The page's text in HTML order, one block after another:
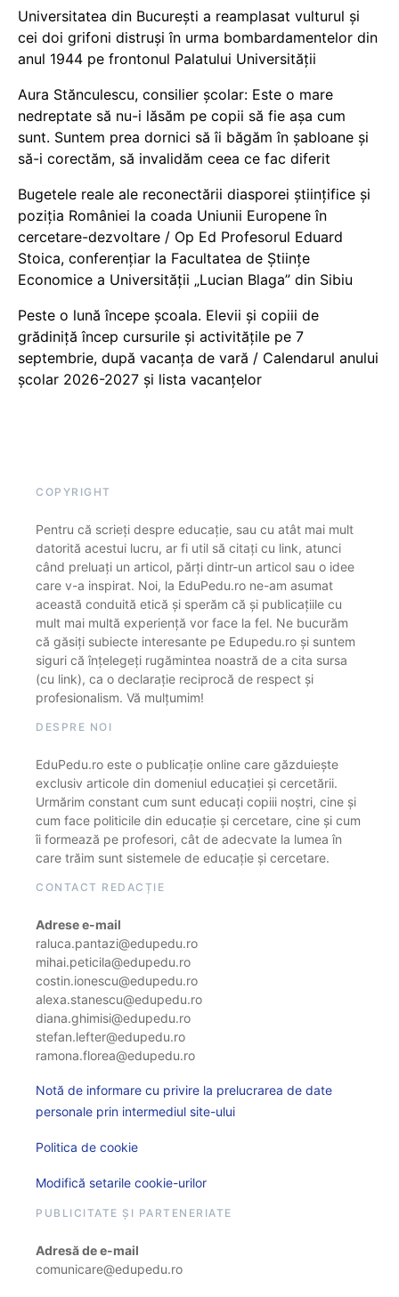
Universitatea din București a reamplasat vulturul și
cei doi grifoni distruși în urma bombardamentelor din
anul 1944 pe frontonul Palatului Universității
Aura Stănculescu, consilier școlar: Este o mare
nedreptate să nu-i lăsăm pe copii să fie așa cum
sunt. Suntem prea dornici să îi băgăm în șabloane și
să-i corectăm, să invalidăm ceea ce fac diferit
Bugetele reale ale reconectării diasporei științifice și
poziția României la coada Uniunii Europene în
cercetare-dezvoltare / Op Ed Profesorul Eduard
Stoica, conferențiar la Facultatea de Științe
Economice a Universității „Lucian Blaga” din Sibiu
Peste o lună începe școala. Elevii și copiii de
grădiniță încep cursurile și activitățile pe 7
septembrie, după vacanța de vară / Calendarul anului
școlar 2026-2027 și lista vacanțelor
COPYRIGHT
Pentru că scrieți despre educație, sau cu atât mai mult
datorită acestui lucru, ar fi util să citați cu link, atunci
când preluați un articol, părți dintr-un articol sau o idee
care v-a inspirat. Noi, la EduPedu.ro ne-am asumat
această conduită etică și sperăm că și publicațiile cu
mult mai multă experiență vor face la fel. Ne bucurăm
că găsiți subiecte interesante pe Edupedu.ro și suntem
siguri că înțelegeți rugămintea noastră de a cita sursa
(cu link), ca o declarație reciprocă de respect și
profesionalism. Vă mulțumim!
DESPRE NOI
EduPedu.ro este o publicație online care găzduiește
exclusiv articole din domeniul educației și cercetării.
Urmărim constant cum sunt educați copiii noștri, cine și
cum face politicile din educație și cercetare, cine și cum
îi formează pe profesori, cât de adecvate la lumea în
care trăim sunt sistemele de educație și cercetare.
CONTACT REDACȚIE
Adrese e-mail
raluca.pantazi@edupedu.ro
mihai.peticila@edupedu.ro
costin.ionescu@edupedu.ro
alexa.stanescu@edupedu.ro
diana.ghimisi@edupedu.ro
stefan.lefter@edupedu.ro
ramona.florea@edupedu.ro
Notă de informare cu privire la prelucrarea de date
personale prin intermediul site-ului
Politica de cookie
Modifică setarile cookie-urilor
PUBLICITATE ȘI PARTENERIATE
Adresă de e-mail
comunicare@edupedu.ro